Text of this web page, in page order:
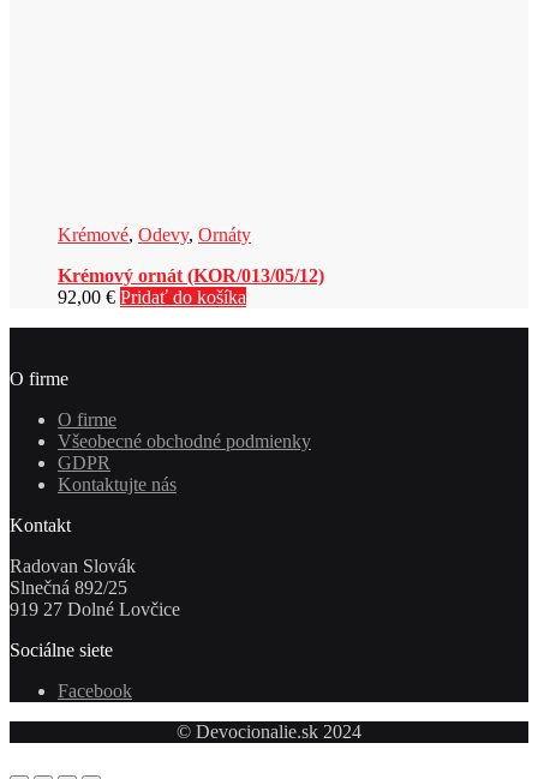
Krémové, Odevy, Ornáty
Krémový ornát (KOR/013/05/12)
92,00 € Pridať do košíka
O firme
O firme
Všeobecné obchodné podmienky
GDPR
Kontaktujte nás
Kontakt
Radovan Slovák
Slnečná 892/25
919 27 Dolné Lovčice
Sociálne siete
Facebook
© Devocionalie.sk 2024